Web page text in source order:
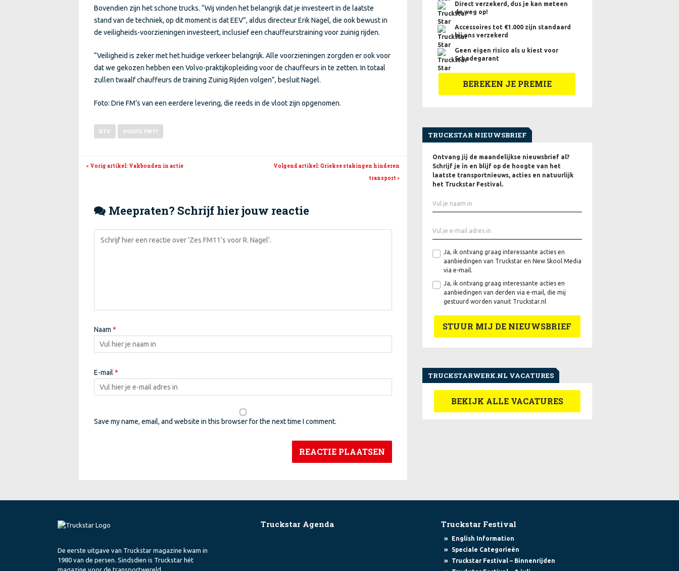
Bovendien zijn het schone trucks. “Wij vinden het belangrijk dat je investeert in de laatste
stand van de techniek, op dit moment is dat EEV”, aldus directeur Erik Nagel, die ook bewust in
de veiligheids-voorzieningen investeert, inclusief een chauffeurstraining voor zuinig rijden.
“Veiligheid is zeker met het huidige verkeer belangrijk. Alle voorzieningen zorgden er ook voor
dat we gekozen hebben een Volvo-praktijkopleiding voor de chauffeurs in te zetten. In totaal
zullen twaalf chauffeurs de training Zuinig Rijden volgen”, besluit Nagel.
Foto: Drie FM’s van een eerdere levering, die reeds in de vloot zijn opgenomen.
RTV VOLVO FM11
« Vorig artikel: Vakbonden in actie Volgend artikel: Griekse stakingen hinderen
transport »
 Meepraten? Schrijf hier jouw reactie
Naam *
E-mail *
Save my name, email, and website in this browser for the next time I comment.
Direct verzekerd, dus je kan meteen
de weg op!
Accessoires tot €1.000 zijn standaard
bij ons verzekerd
Geen eigen risico als u kiest voor
Schadegarant
BEREKEN JE PREMIE
TRUCKSTAR NIEUWSBRIEF
Ontvang jij de maandelijkse nieuwsbrief al?
Schrijf je in en blijf op de hoogte van het
laatste transportnieuws, acties en natuurlijk
het Truckstar Festival.
Ja, ik ontvang graag interessante acties en
aanbiedingen van Truckstar en New Skool Media
via e-mail.
Ja, ik ontvang graag interessante acties en
aanbiedingen van derden via e-mail, die mij
gestuurd worden vanuit Truckstar.nl
STUUR MIJ DE NIEUWSBRIEF
TRUCKSTARWERK.NL VACATURES
BEKIJK ALLE VACATURES
De eerste uitgave van Truckstar magazine kwam in
1980 van de persen. Sindsdien is Truckstar hét
magazine voor de transportwereld.
Truckstar Agenda Truckstar Festival
» English Information
» Speciale Categorieën
» Truckstar Festival – Binnenrijden